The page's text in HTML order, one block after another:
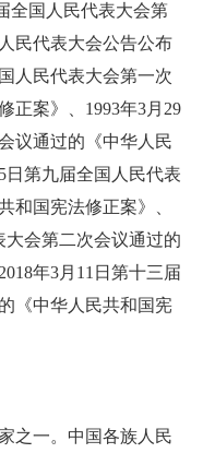
全国人民代表大会第
民代表大会公告公布
人民代表大会第一次
正案》、1993年3月29
议通过的《中华人民
日第九届全国人民代表
和国宪法修正案》、
大会第二次会议通过的
年3月11日第十三届
《中华人民共和国宪
之一。中国各族人民